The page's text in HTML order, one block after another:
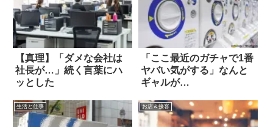
【真理】「ダメな会社は
社長が…」続く言葉にハ
ッとした
「ここ最近のガチャで1番
ヤバい気がする」なんと
ギャルが…
生活と仕事 お店＆接客